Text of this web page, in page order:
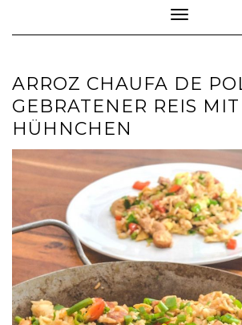
Toggle
ARROZ CHAUFA DE
GEBRATENER REIS MIT
HÜHNCHEN